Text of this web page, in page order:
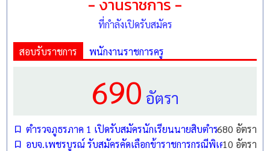
- งานราชการ -
ที่กำลังเปิดรับสมัคร
สอบรับราชการ พนักงานราชการครู
690 อัตรา
ตำรวจภูธรภาค 1 เปิดรับสมัครนักเรียนนายสิบตำรวจ (นสต.)
680 อัตรา
อบจ.เพชรบูรณ์ รับสมัครคัดเลือกข้าราชการกรณีพิเศษ ตำแห
10 อัตรา